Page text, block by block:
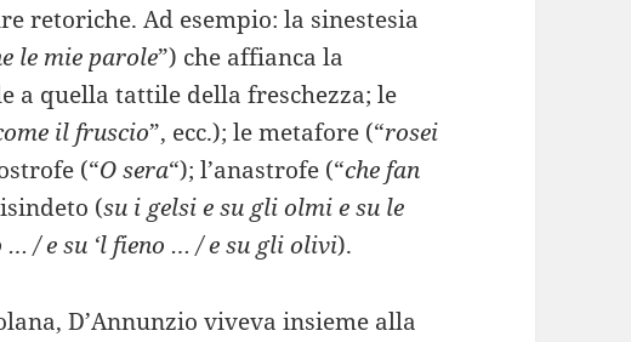
retoriche. Ad esempio: la sinestesia
le mie parole”) che affianca la
a quella tattile della freschezza; le
il fruscio”, ecc.); le metafore (“rosei
(“O sera“); l’anastrofe (“che fan
(su i gelsi e su gli olmi e su le
/ e su ‘l fieno … / e su gli olivi).
D’Annunzio viveva insieme alla